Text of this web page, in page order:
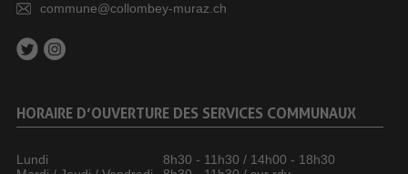
commune@collombey-muraz.ch
HORAIRE D’OUVERTURE DES SERVICES COMMUNAUX
Lundi
8h30 - 11h30 / 14h00 - 18h30